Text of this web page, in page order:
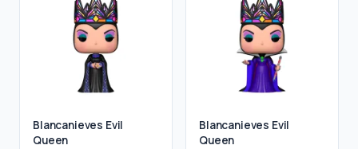
Blancanieves Evil
Queen
Blancanieves Evil
Queen